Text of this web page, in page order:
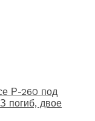
Р-260 под
погиб, двое